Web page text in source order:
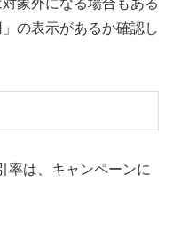
の表示があるか確認し
率は、キャンペーンに